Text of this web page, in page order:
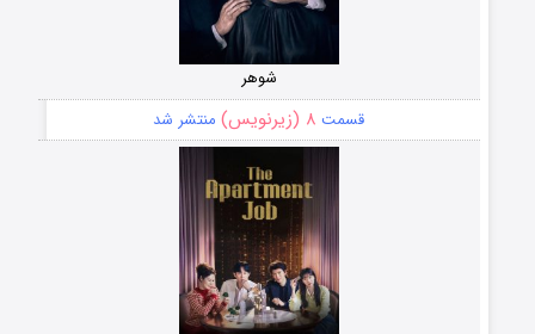
شوهر
قسمت ۸ (زیرنویس) منتشر شد